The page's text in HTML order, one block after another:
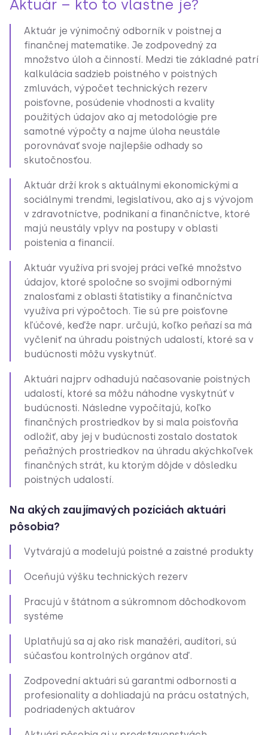
Aktuár – kto to vlastne je?
Aktuár je výnimočný odborník v poistnej a
finančnej matematike. Je zodpovedný za
množstvo úloh a činností. Medzi tie základné patrí
kalkulácia sadzieb poistného v poistných
zmluvách, výpočet technických rezerv
poisťovne, posúdenie vhodnosti a kvality
použitých údajov ako aj metodológie pre
samotné výpočty a najme úloha neustále
porovnávať svoje najlepšie odhady so
skutočnosťou.
Aktuár drží krok s aktuálnymi ekonomickými a
sociálnymi trendmi, legislatívou, ako aj s vývojom
v zdravotníctve, podnikaní a finančníctve, ktoré
majú neustály vplyv na postupy v oblasti
poistenia a financií.
Aktuár využíva pri svojej práci veľké množstvo
údajov, ktoré spoločne so svojimi odbornými
znalosťami z oblasti štatistiky a finančníctva
využíva pri výpočtoch. Tie sú pre poisťovne
kľúčové, keďže napr. určujú, koľko peňazí sa má
vyčleniť na úhradu poistných udalostí, ktoré sa v
budúcnosti môžu vyskytnúť.
Aktuári najprv odhadujú načasovanie poistných
udalostí, ktoré sa môžu náhodne vyskytnúť v
budúcnosti. Následne vypočítajú, koľko
finančných prostriedkov by si mala poisťovňa
odložiť, aby jej v budúcnosti zostalo dostatok
peňažných prostriedkov na úhradu akýchkoľvek
finančných strát, ku ktorým dôjde v dôsledku
poistných udalostí.
Na akých zaujímavých pozíciách aktuári
pôsobia?
Vytvárajú a modelujú poistné a zaistné produkty
Oceňujú výšku technických rezerv
Pracujú v štátnom a súkromnom dôchodkovom
systéme
Uplatňujú sa aj ako risk manažéri, audítori, sú
súčasťou kontrolných orgánov atď.
Zodpovední aktuári sú garantmi odbornosti a
profesionality a dohliadajú na prácu ostatných,
podriadených aktuárov